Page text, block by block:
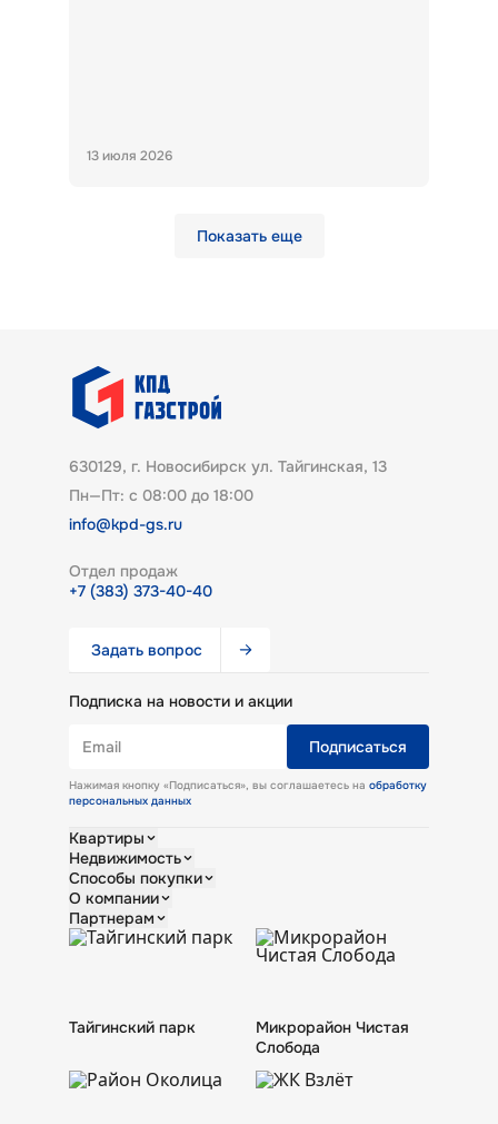
13 июля 2026
Показать еще
630129, г. Новосибирск ул. Тайгинская, 13
Пн—Пт: с 08:00 до 18:00
info@kpd-gs.ru
Отдел продаж
+7 (383) 373-40-40
Задать вопрос
Подписка на новости и акции
Email Подписаться
Нажимая кнопку «Подписаться», вы соглашаетесь на обработку
персональных данных
Квартиры
Студии
Однокомнатные
Двухкомнатные
Трехкомнатные
Все квартиры
Недвижимость
Кладовые
Коммерческие помещения
Способы покупки
Ипотека
Обмен
О компании
О КПД Газстрой
Новости
Партнерам
Риелторам
Тайгинский парк
Микрорайон Чистая
Слобода